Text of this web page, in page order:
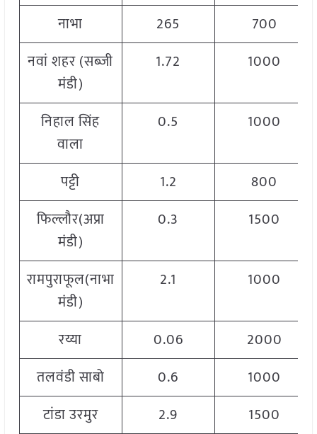
नाभा
265
700
नवां शहर (सब्जी
मंडी)
1.72 1000
निहाल सिंह
वाला
0.5 1000
पट्टी 1.2
800
फिल्लौर(अप्रा
मंडी)
0.3 1500
रामपुराफूल(नाभा
मंडी)
2.1 1000
रय्या 0.06
2000
तलवंडी साबो
0.6
1000
टांडा उरमुर
2.9 1500